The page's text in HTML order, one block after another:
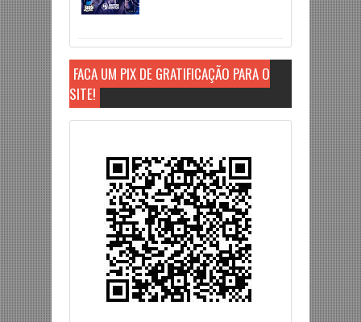
FAÇA UM PIX DE GRATIFICAÇÃO PARA O
SITE!